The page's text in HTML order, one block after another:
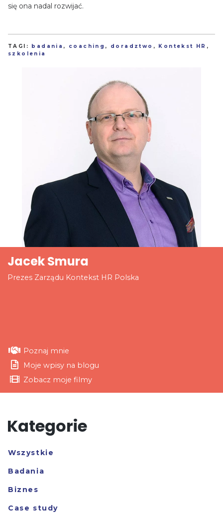
się ona nadal rozwijać.
TAGI: badania , coaching , doradztwo , Kontekst HR ,
szkolenia
Jacek Smura
Prezes Zarządu Kontekst HR Polska
Poznaj mnie
Moje wpisy na blogu
Zobacz moje filmy
Kategorie
Wszystkie
Badania
Biznes
Case study